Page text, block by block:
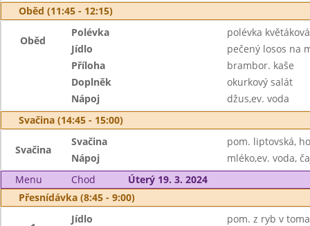
Oběd (11:45 - 12:15)
Oběd
Polévka
polévka
Jídlo
pečený losos na
Příloha
brambor. kaše
Doplněk
okurkový salát
Nápoj
džus,ev. voda
Svačina (14:45 - 15:00)
Svačina
Svačina
pom. liptovská,
Nápoj
mléko,ev. voda,
Menu
Chod
Úterý 19. 3. 2024
Přesnídávka (8:45 - 9:00)
Jídlo
pom. z ryb v